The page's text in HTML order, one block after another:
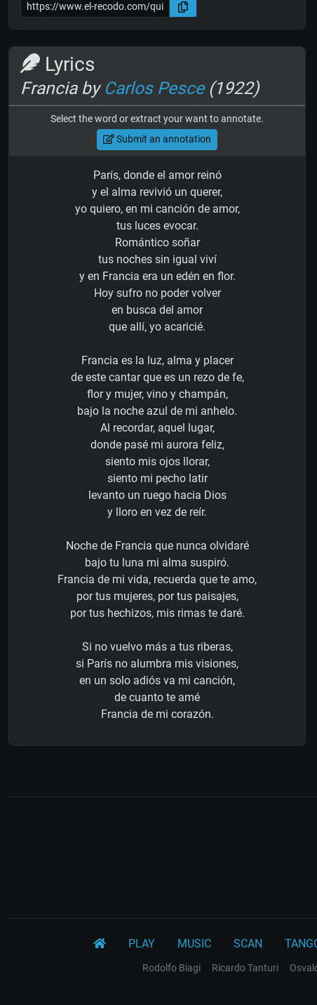
Lyrics
Francia by Carlos Pesce(1922)
Select the word or extract your want to annotate.
Submit an annotation
París, donde el amor reinó
y el alma revivió un querer,
yo quiero, en mi canción de amor,
tus luces evocar.
Romántico soñar
tus noches sin igual viví
y en Francia era un edén en flor.
Hoy sufro no poder volver
en busca del amor
que allí, yo acaricié.
Francia es la luz, alma y placer
de este cantar que es un rezo de fe,
flor y mujer, vino y champán,
bajo la noche azul de mi anhelo.
Al recordar, aquel lugar,
donde pasé mi aurora feliz,
siento mis ojos llorar,
siento mi pecho latir
levanto un ruego hacia Dios
y lloro en vez de reír.
Noche de Francia que nunca olvidaré
bajo tu luna mi alma suspiró.
Francia de mi vida, recuerda que te amo,
por tus mujeres, por tus paisajes,
por tus hechizos, mis rimas te daré.
Si no vuelvo más a tus riberas,
si París no alumbra mis visiones,
en un solo adiós va mi canción,
de cuanto te amé
Francia de mi corazón.
PLAY MUSIC SCAN
Rodolfo Biagi Ricardo Tanturi